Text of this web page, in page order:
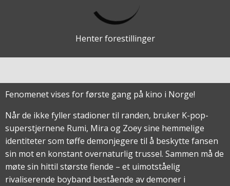
Henter forestillinger
Fenomenet vises for første gang på kino i Norge!
Når de ikke fyller stadioner til randen, bruker K-pop-
superstjernene Rumi, Mira og Zoey sine hemmelige
identiteter som tøffe demonjegere til å beskytte fansen
sin mot en konstant overnaturlig trussel. Sammen må de
møte sin hittil største fiende – et uimotståelig
rivaliserende boyband bestående av demoner i